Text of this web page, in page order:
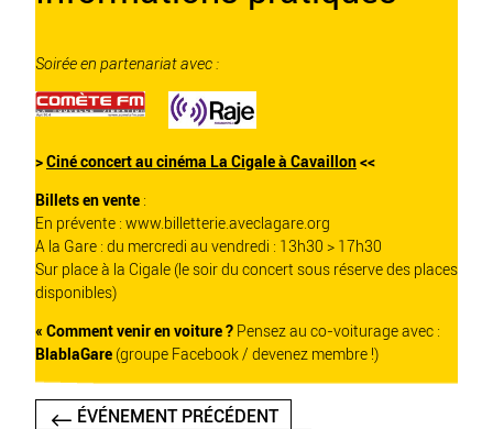
Soirée en partenariat avec :
>Ciné concert au cinéma La Cigale à Cavaillon<<
Billets en vente :
En prévente : www.billetterie.aveclagare.org
A la Gare : du mercredi au vendredi : 13h30 > 17h30
Sur place à la Cigale (le soir du concert sous réserve des places
disponibles)
« Comment venir en voiture ? Pensez au co-voiturage avec :
BlablaGare (groupe Facebook / devenez membre !)
ÉVÉNEMENT PRÉCÉDENT